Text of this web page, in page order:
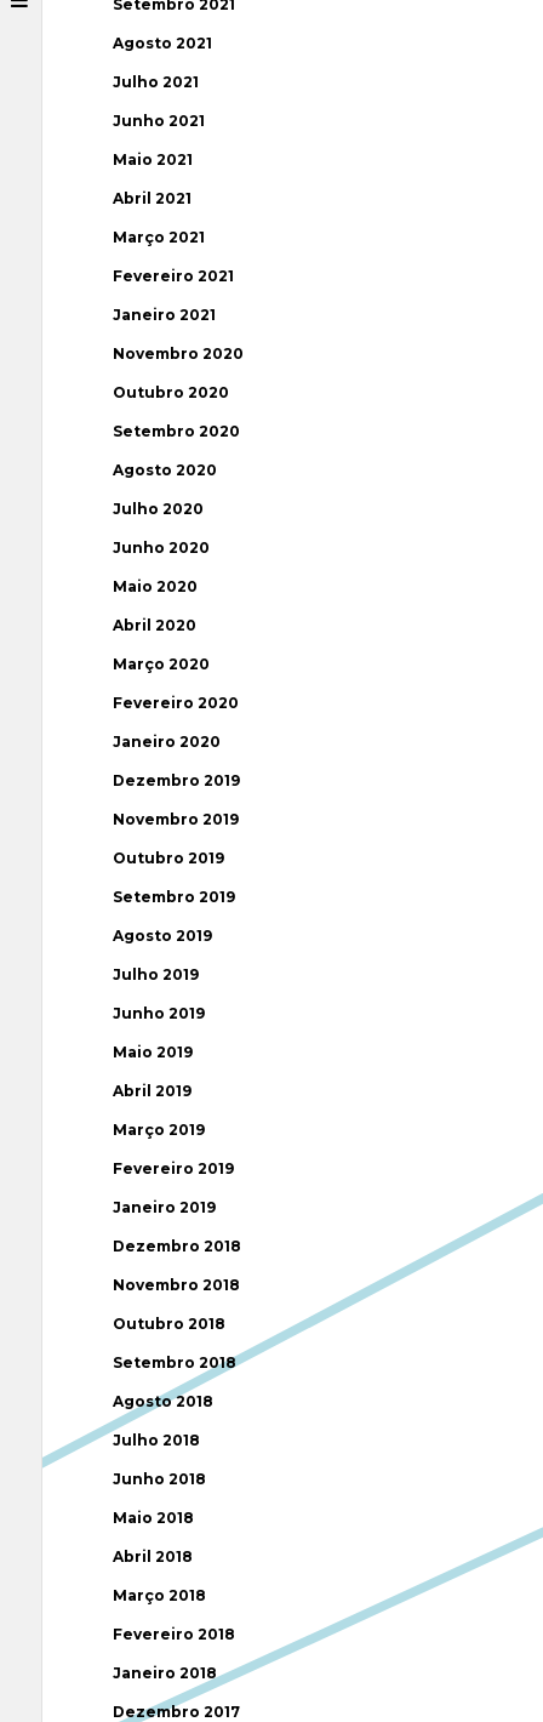
Setembro 2021
Agosto 2021
Julho 2021
Junho 2021
Maio 2021
Abril 2021
Março 2021
Fevereiro 2021
Janeiro 2021
Novembro 2020
Outubro 2020
Setembro 2020
Agosto 2020
Julho 2020
Junho 2020
Maio 2020
Abril 2020
Março 2020
Fevereiro 2020
Janeiro 2020
Dezembro 2019
Novembro 2019
Outubro 2019
Setembro 2019
Agosto 2019
Julho 2019
Junho 2019
Maio 2019
Abril 2019
Março 2019
Fevereiro 2019
Janeiro 2019
Dezembro 2018
Novembro 2018
Outubro 2018
Setembro 2018
Agosto 2018
Julho 2018
Junho 2018
Maio 2018
Abril 2018
Março 2018
Fevereiro 2018
Janeiro 2018
Dezembro 2017